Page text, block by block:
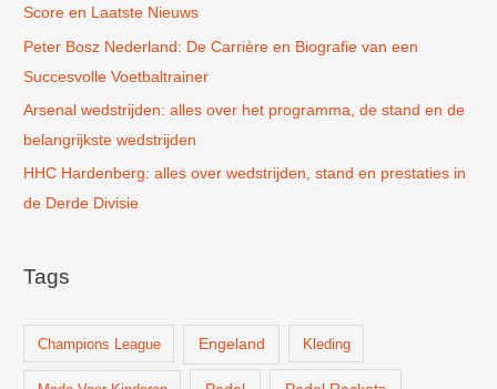
:Score en Laatste Nieuws
Peter Bosz Nederland: De Carrière en Biografie van een
Succesvolle Voetbaltrainer
Arsenal wedstrijden: alles over het programma, de stand en de
belangrijkste wedstrijden
HHC Hardenberg: alles over wedstrijden, stand en prestaties in
de Derde Divisie
Tags
Champions League Engeland Kleding